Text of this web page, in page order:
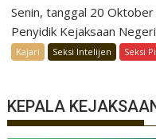
Senin, tanggal 20
Penyidik Kejaksaan
Kajari Seksi Intelijen Seksi
KEPALA